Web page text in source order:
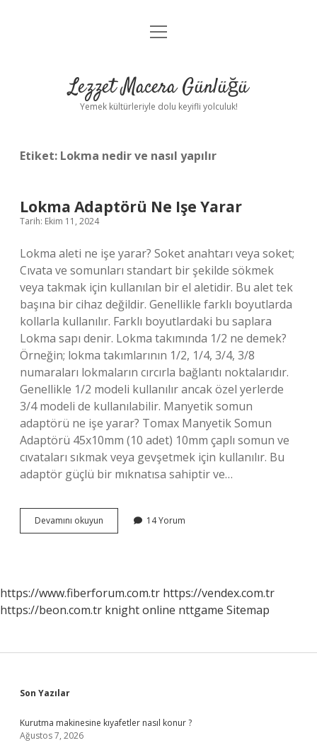
Anasayfa
Yasal Uyarı
menüyü
Lezzet Macera Günlüğü
Yemek kültürleriyle dolu keyifli yolculuk!
Etiket: Lokma nedir ve nasıl yapılır
Lokma Adaptörü Ne Işe Yarar
Tarih: Ekim 11, 2024
Lokma aleti ne işe yarar? Soket anahtarı veya soket;
Cıvata ve somunları standart bir şekilde sökmek
veya takmak için kullanılan bir el aletidir. Bu alet tek
başına bir cihaz değildir. Genellikle farklı boyutlarda
kollarla kullanılır. Farklı boyutlardaki bu saplara
Lokma sapı denir. Lokma takımında 1/2 ne demek?
Örneğin; lokma takımlarının 1/2, 1/4, 3/4, 3/8
numaraları lokmaların cırcırla bağlantı noktalarıdır.
Genellikle 1/2 modeli kullanılır ancak özel yerlerde
3/4 modeli de kullanılabilir. Manyetik somun
adaptörü ne işe yarar? Tomax Manyetik Somun
Adaptörü 45x10mm (10 adet) 10mm çaplı somun ve
cıvataları sıkmak veya gevşetmek için kullanılır. Bu
adaptör güçlü bir mıknatısa sahiptir ve…
Devamını okuyun
Adaptörü
14 Yorum
https://www.fiberforum.com.tr https://vendex.com.tr
https://beon.com.tr knight online nttgame Sitemap
Sidebar
Son Yazılar
Kurutma makinesine kıyafetler nasıl konur ?
Ağustos 7, 2026